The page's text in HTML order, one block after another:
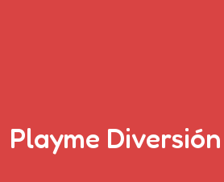
Playme Diversión